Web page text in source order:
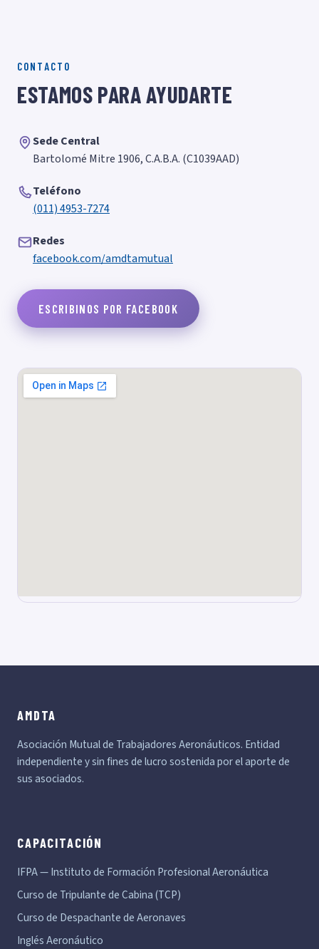
CONTACTO
ESTAMOS PARA AYUDARTE
Sede Central
Bartolomé Mitre 1906, C.A.B.A. (C1039AAD)
Teléfono
(011) 4953-7274
Redes
facebook.com/amdtamutual
ESCRIBINOS POR FACEBOOK
AMDTA
Asociación Mutual de Trabajadores Aeronáuticos. Entidad
independiente y sin fines de lucro sostenida por el aporte de
sus asociados.
CAPACITACIÓN
IFPA — Instituto de Formación Profesional Aeronáutica
Curso de Tripulante de Cabina (TCP)
Curso de Despachante de Aeronaves
Inglés Aeronáutico